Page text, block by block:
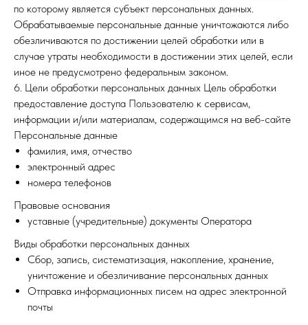
по которому является субъект персональных данных.
Обрабатываемые персональные данные уничтожаются либо
обезличиваются по достижении целей обработки или в
случае утраты необходимости в достижении этих целей, если
иное не предусмотрено федеральным законом.
6. Цели обработки персональных данных Цель обработки
предоставление доступа Пользователю к сервисам,
информации и/или материалам, содержащимся на веб-сайте
Персональные данные
фамилия, имя, отчество
электронный адрес
номера телефонов
Правовые основания
уставные (учредительные) документы Оператора
Виды обработки персональных данных
Сбор, запись, систематизация, накопление, хранение,
уничтожение и обезличивание персональных данных
Отправка информационных писем на адрес электронной
почты